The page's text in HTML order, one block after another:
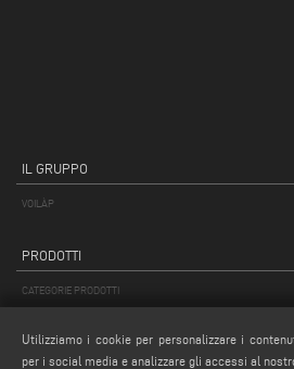
IL GRUPPO
VOILÀP
PRODOTTI
CATEGORIE PRODOTTI
RICERCA PRODOTTO
Utilizziamo i cookie per personalizzare i
per i social media e analizzare gli accessi al